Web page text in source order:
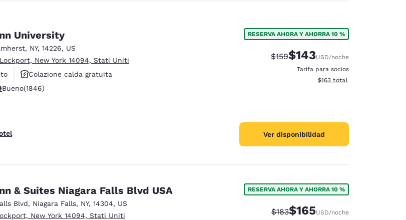
University
, NY, 14226, US
New York 14094, Stati Uniti
Colazione calda gratuita
estrellas. Bueno. 1846 reseñas
Bueno(1846)
RESERVA AHORA Y AHORRA 10 %
Precio tachado:
$159Precio con descuento:
$143USD/noche
Tarifa para socios
Ver detalles del total
$163 total
Ver disponibilidad
& Suites Niagara Falls Blvd USA
Blvd, Niagara Falls, NY, 14304, US
New York 14094, Stati Uniti
RESERVA AHORA Y AHORRA 10 %
Precio tachado:
$183Precio con descuento:
$165USD/noche